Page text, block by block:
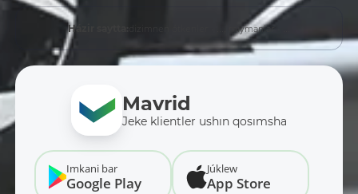
Házir saytta: miymanlar - ...
Mavrid
Jeke klientler ushın qosımsha
Imkani bar
Google Play
Júklew
App Store